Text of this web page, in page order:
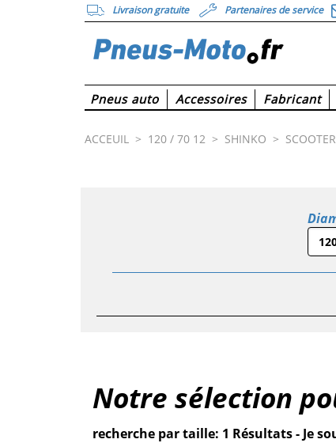
Livraison gratuite Partenaires de service
Pneus auto Accessoires Fabricant
ACCEUIL > 120 / 70 12 > SHINKO >
Notre sélection
recherche par taille: 1 Résultats - Je